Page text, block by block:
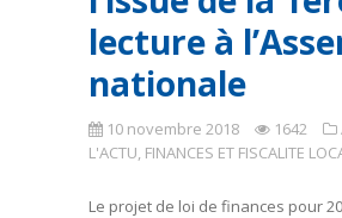
lecture à
nationale
10 novembre 2018 1642
L'ACTU, FINANCES ET FISCALITE
Le projet de loi de finances pour